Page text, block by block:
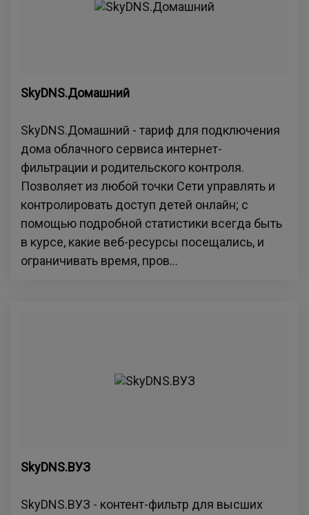
SkyDNS.Домашний
SkyDNS.Домашний - тариф для подключения
дома облачного сервиса интернет-
фильтрации и родительского контроля.
Позволяет из любой точки Сети управлять и
контролировать доступ детей онлайн; с
помощью подробной статистики всегда быть
в курсе, какие веб-ресурсы посещались, и
ограничивать время, пров...
SkyDNS.ВУЗ
SkyDNS.ВУЗ - контент-фильтр для высших